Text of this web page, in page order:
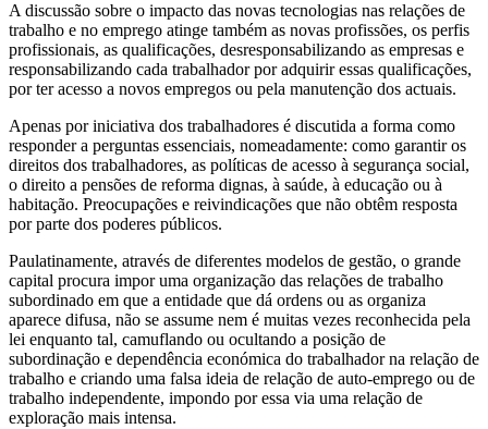
A discussão sobre o impacto das novas tecnologias nas relações de
trabalho e no emprego atinge também as novas profissões, os perfis
profissionais, as qualificações, desresponsabilizando as empresas e
responsabilizando cada trabalhador por adquirir essas qualificações,
por ter acesso a novos empregos ou pela manutenção dos actuais.
Apenas por iniciativa dos trabalhadores é discutida a forma como
responder a perguntas essenciais, nomeadamente: como garantir os
direitos dos trabalhadores, as políticas de acesso à segurança social,
o direito a pensões de reforma dignas, à saúde, à educação ou à
habitação. Preocupações e reivindicações que não obtêm resposta
por parte dos poderes públicos.
Paulatinamente, através de diferentes modelos de gestão, o grande
capital procura impor uma organização das relações de trabalho
subordinado em que a entidade que dá ordens ou as organiza
aparece difusa, não se assume nem é muitas vezes reconhecida pela
lei enquanto tal, camuflando ou ocultando a posição de
subordinação e dependência económica do trabalhador na relação de
trabalho e criando uma falsa ideia de relação de auto-emprego ou de
trabalho independente, impondo por essa via uma relação de
exploração mais intensa.